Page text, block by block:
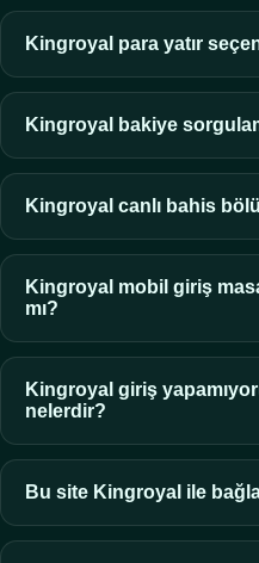
Kingroyal para yatır
Kingroyal bakiye
Kingroyal canlı bahis
Kingroyal mobil giriş
mı?
Kingroyal giriş
nelerdir?
Bu site Kingroyal ile